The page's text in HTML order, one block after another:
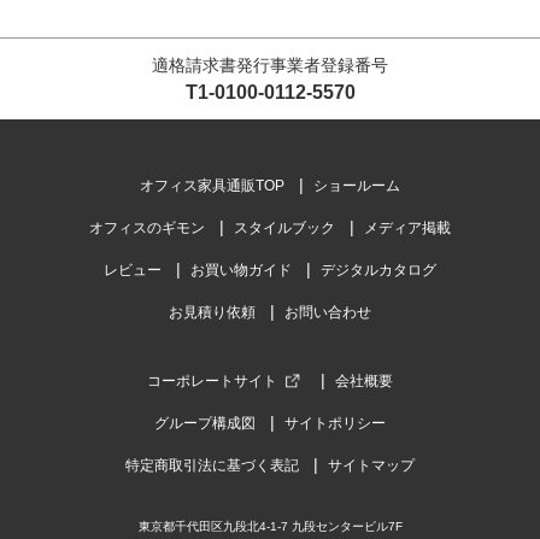
適格請求書発行事業者登録番号
T1-0100-0112-5570
オフィス家具通販TOP ショールーム
オフィスのギモン スタイルブック メディア掲載
レビュー お買い物ガイド デジタルカタログ
お見積り依頼 お問い合わせ
コーポレートサイト 会社概要
グループ構成図 サイトポリシー
特定商取引法に基づく表記 サイトマップ
東京都千代田区九段北4-1-7 九段センタービル7F